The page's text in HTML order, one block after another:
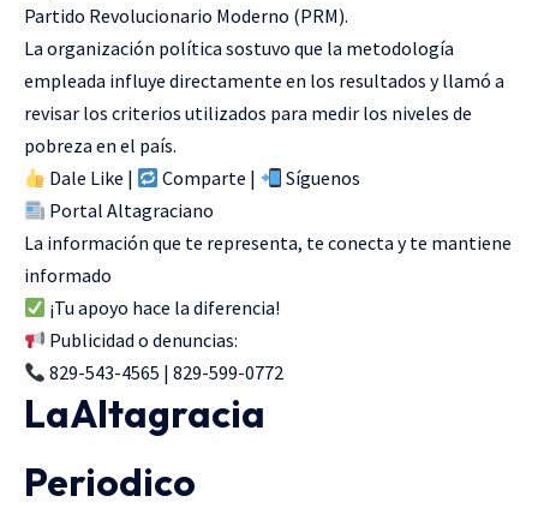
Partido Revolucionario Moderno (PRM).
La organización política sostuvo que la metodología
empleada influye directamente en los resultados y llamó a
revisar los criterios utilizados para medir los niveles de
pobreza en el país.
Dale Like |
Comparte |
Síguenos
Portal Altagraciano
La información que te representa, te conecta y te mantiene
informado
¡Tu apoyo hace la diferencia!
Publicidad o denuncias:
829-543-4565 | 829-599-0772
LaAltagracia
Periodico